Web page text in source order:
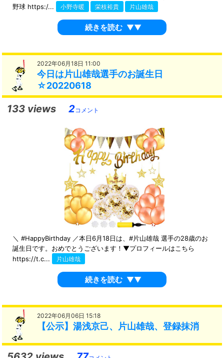
野球 https:/...
小野寺暖 栄枝裕貴 片山雄哉
続きを読む ▼▼
2022年06月18日 11:00
今日は片山雄哉選手のお誕生日
☆20220618
133 views 2コメント
＼ #HappyBirthday ／本日6月18日は、#片山雄哉 選手の28歳のお
誕生日です。おめでとうございます！▼プロフィールはこちら
https://t.c...
片山雄哉
続きを読む ▼▼
2022年06月06日 15:18
【公示】湯浅京己、片山雄哉、登録抹消